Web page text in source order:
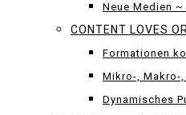
Neue Medien
CONTENT LOVES
Formationen
Mikro-, Makro-
Dynamisches